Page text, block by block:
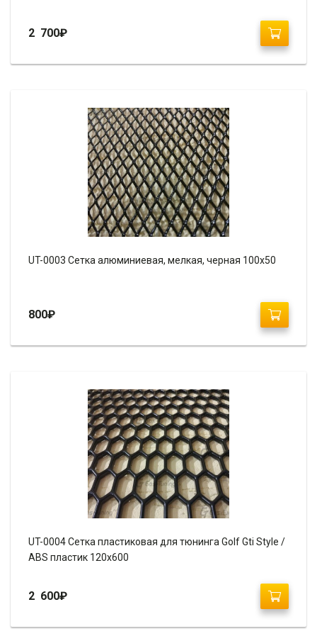
2 700₽
UT-0003 Сетка алюминиевая, мелкая, черная 100х50
800₽
UT-0004 Сетка пластиковая для тюнинга Golf Gti Style /
ABS пластик 120х600
2 600₽